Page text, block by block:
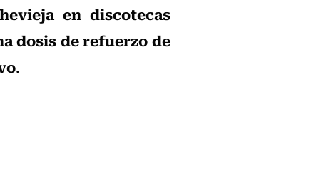
en discotecas
dosis de refuerzo de
.